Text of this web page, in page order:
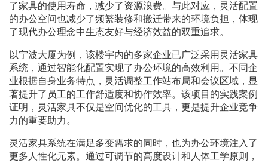
了家具的使用寿命，减少了资源浪费。与此对应，灵活配置
的办公空间也减少了频繁装修和搬迁带来的环境负担，体现
了现代办公理念中生态友好与经济效益的双重追求。
以宁波大厦为例，该楼宇内的多家企业已广泛采用灵活家具
系统，通过智能化配置实现了办公环境的高效利用。不同企
业根据自身业务特点，灵活调整工作站布局和会议区域，显
著提升了员工的工作舒适度和协作效率。该项目的实践案例
证明，灵活家具不仅是空间优化的工具，更是提升企业竞争
力的重要助力。
灵活家具系统在满足多变需求的同时，也为办公环境注入了
更多人性化元素。通过可调节的高度设计和人体工学原则，